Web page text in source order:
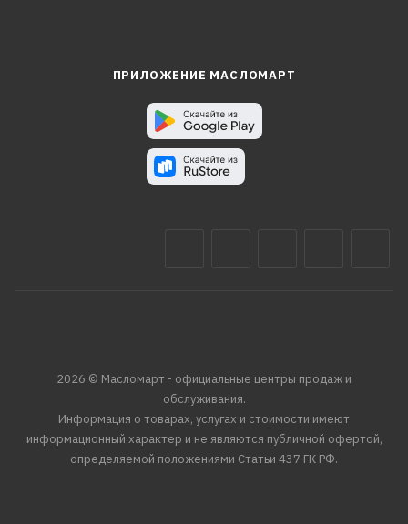
ПРИЛОЖЕНИЕ МАСЛОМАРТ
2026 © Масломарт - официальные центры продаж и
обслуживания.
Информация о товарах, услугах и стоимости имеют
информационный характер и не являются публичной офертой,
определяемой положениями Статьи 437 ГК РФ.